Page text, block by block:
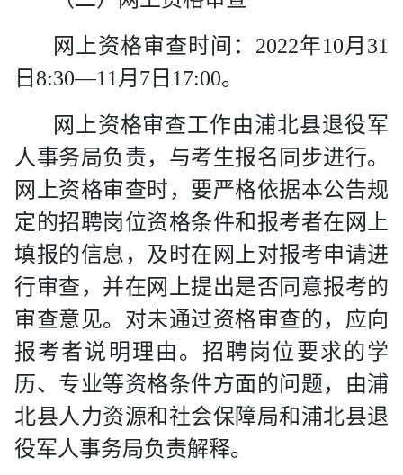
网上资格审查时间： 2022年10月 31
日 8:30—11 月 7 日 17:00。
网上资格审查工作由浦北县退役军
人事务局负责，与考生报名同步进行。
网上资格审查时，要严格依据本公告规
定的招聘岗位资格条件和报考者在网上
填报的信息，及时在网上对报考申请进
行审查，并在网上提出是否同意报考的
审查意见。对未通过资格审查的，应向
报考者说明理由。招聘岗位要求的学
历、专业等资格条件方面的问题，由浦
北县人力资源和社会保障局和浦北县退
役军人事务局负责解释。